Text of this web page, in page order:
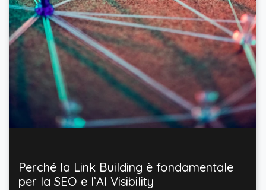
Perché la Link Building è fondamentale
per la SEO e l’AI Visibility